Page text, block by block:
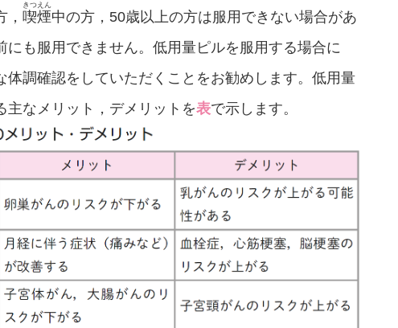
喫煙
きつえん
中の方，50歳以上の方は服用できない場合があ
にも服用できません。低用量ピルを服用する場合に
体調確認をしていただくことをお勧めします。低用量
主なメリット，デメリットを表で示します。